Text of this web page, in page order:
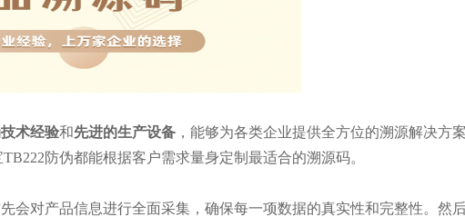
术经验和先进的生产设备 ，能够为各类企业提供全方位的溯源解决方
防伪都能根据客户需求量身定制最适合的溯源码。
会对产品信息进行全面采集，确保每一项数据的真实性和完整性。然